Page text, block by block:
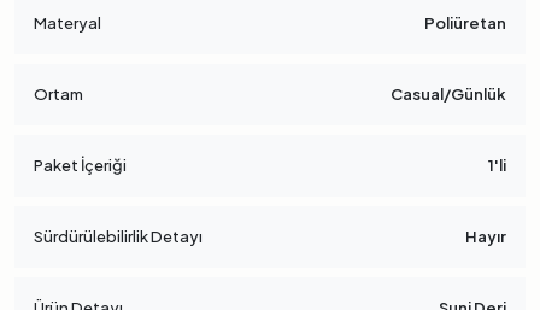
Materyal Poliüretan
Ortam Casual/Günlük
Paket İçeriği 1'li
Sürdürülebilirlik Detayı Hayır